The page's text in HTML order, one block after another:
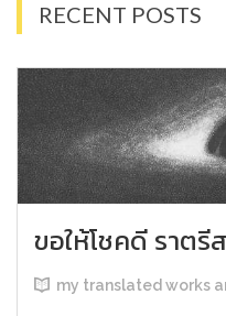
RECENT POSTS
ขอให้โชคดี ราตรี
my translated works